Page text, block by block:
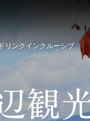
ドリンクインクルーシブ